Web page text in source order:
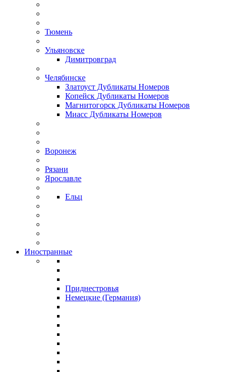
Тюмень
Ульяновске
Димитровград
Челябинске
Златоуст Дубликаты Номеров
Копейск Дубликаты Номеров
Магнитогорск Дубликаты Номеров
Миасс Дубликаты Номеров
Воронеж
Рязани
Ярославле
Ельц
Иностранные
Приднестровья
Немецкие (Германия)